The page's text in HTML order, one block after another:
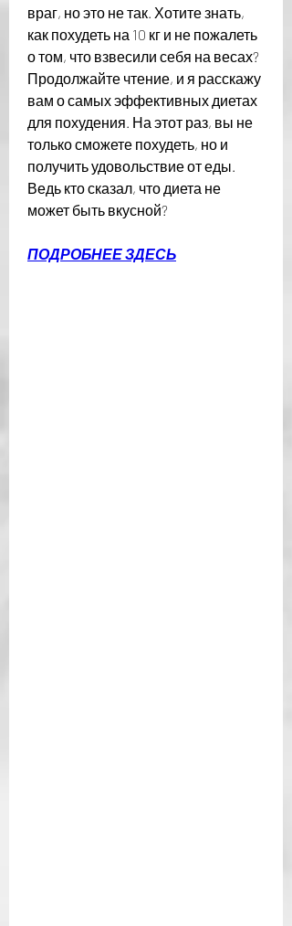
враг, но это не так. Хотите знать,
как похудеть на 10 кг и не пожалеть
о том, что взвесили себя на весах?
Продолжайте чтение, и я расскажу
вам о самых эффективных диетах
для похудения. На этот раз, вы не
только сможете похудеть, но и
получить удовольствие от еды.
Ведь кто сказал, что диета не
может быть вкусной?
ПОДРОБНЕЕ ЗДЕСЬ